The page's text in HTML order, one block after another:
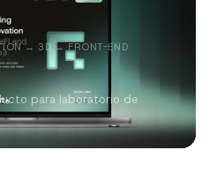
→ 3D → FRONT-END
para laboratorio de